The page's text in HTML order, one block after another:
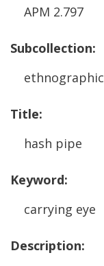
APM 2.797
Subcollection:
ethnographic
Title:
hash pipe
Keyword:
carrying eye
Description: